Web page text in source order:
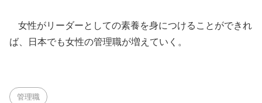
女性がリーダーとしての素養を身につけることができれ
ば、日本でも女性の管理職が増えていく。
管理職